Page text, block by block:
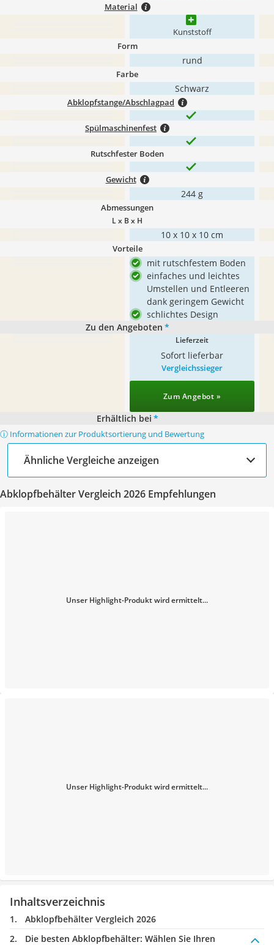
Material
Kunststoff
Form
rund
Farbe
Schwarz
Abklopfstange/Abschlagpad
Spülmaschinenfest
Rutschfester Boden
Gewicht
244 g
Abmessungen
L x B x H
10 x 10 x 10 cm
Vorteile
mit rutschfestem Boden
einfaches und leichtes
Umstellen und Entleeren
dank geringem Gewicht
schlichtes Design
Zu den Angeboten *
Lieferzeit
Sofort lieferbar
Vergleichssieger
Zum Angebot »
Erhältlich bei *
ⓘ Informationen zur Produktsortierung und Bewertung
Ähnliche Vergleiche anzeigen
Abklopfbehälter Vergleich 2026 Empfehlungen
Unser Highlight-Produkt wird ermittelt...
Unser Highlight-Produkt wird ermittelt...
Inhaltsverzeichnis
Abklopfbehälter Vergleich 2026
Die besten Abklopfbehälter: Wählen Sie Ihren